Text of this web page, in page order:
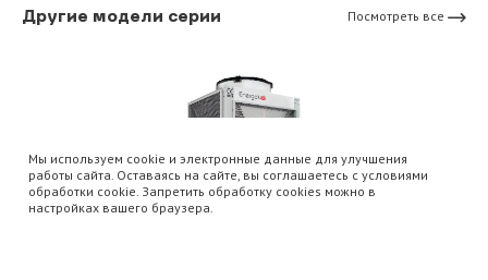
Другие модели серии Посмотреть все
Мы используем cookie и электронные данные для улучшения
работы сайта. Оставаясь на сайте, вы соглашаетесь с условиями
обработки cookie. Запретить обработку cookies можно в
настройках вашего браузера.